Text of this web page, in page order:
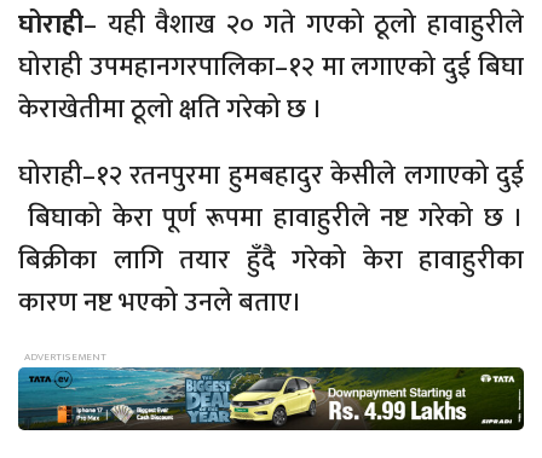
घोराही– यही वैशाख २० गते गएको ठूलो हावाहुरीले
घोराही उपमहानगरपालिका–१२ मा लगाएको दुई बिघा
केराखेतीमा ठूलो क्षति गरेको छ ।
घोराही–१२ रतनपुरमा हुमबहादुर केसीले लगाएको दुई
बिघाको केरा पूर्ण रूपमा हावाहुरीले नष्ट गरेको छ ।
बिक्रीका लागि तयार हुँदै गरेको केरा हावाहुरीका
कारण नष्ट भएको उनले बताए।